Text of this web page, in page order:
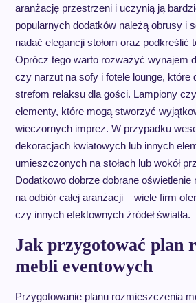
aranżację przestrzeni i uczynią ją
popularnych dodatków należą obrusy i
nadać elegancji stołom oraz podkreślić
Oprócz tego warto rozważyć wynajem
czy narzut na sofy i fotele lounge, które
strefom relaksu dla gości. Lampiony
elementy, które mogą stworzyć
wieczornych imprez. W przypadku
dekoracjach kwiatowych lub innych
umieszczonych na stołach lub wokół
Dodatkowo dobrze dobrane oświetlenie
na odbiór całej aranżacji – wiele firm
czy innych efektownych źródeł światła.
Jak przygotować plan
mebli eventowych
Przygotowanie planu rozmieszczenia